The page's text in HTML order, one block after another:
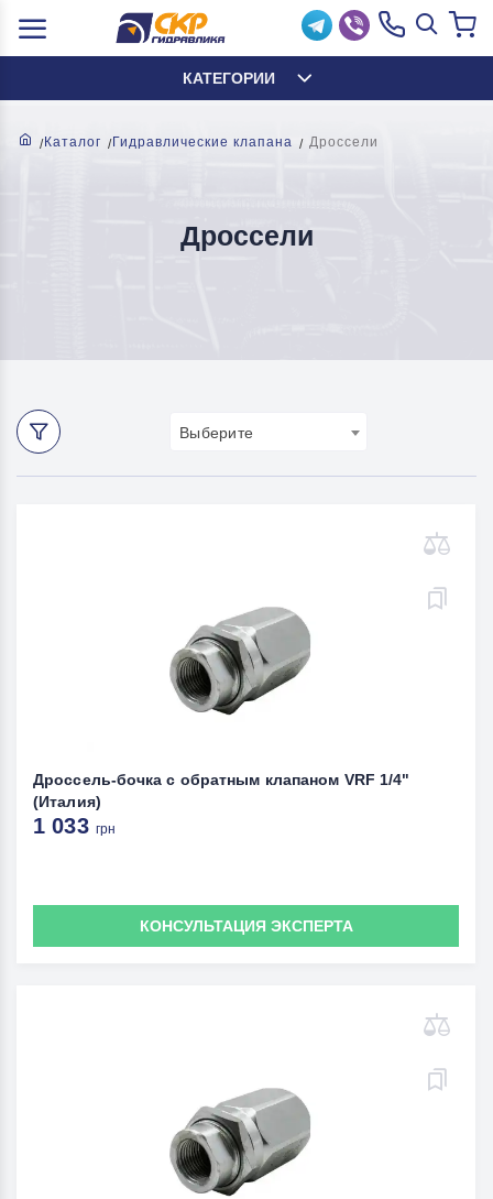
КАТЕГОРИИ
Каталог Гидравлические клапана Дроссели
Дроссели
Выберите
Дроссель-бочка с обратным клапаном VRF 1/4"
(Италия)
1 033 грн
КОНСУЛЬТАЦИЯ ЭКСПЕРТА